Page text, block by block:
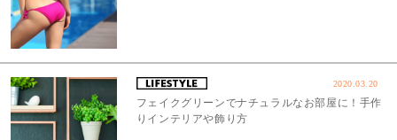
2020.03.20
フェイクグリーンでナチュラルなお部屋に！手作
りインテリアや飾り方